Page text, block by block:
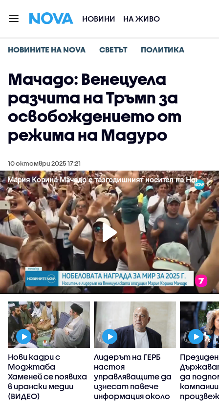
НОВИНИ НА ЖИВО
НОВИНИТЕ НА NOVA СВЕТЪТ ПОЛИТИКА
Мачадо: Венецуела
разчита на Тръмп за
освобождението от
режима на Мадуро
10 октомври 2025 17:21
Нови кадри с
Моджтаба
Хаменей се появиха
в ирански медии
(ВИДЕО)
Лидерът на ГЕРБ
настоя
управляващите да
изнесат повече
информация около
да